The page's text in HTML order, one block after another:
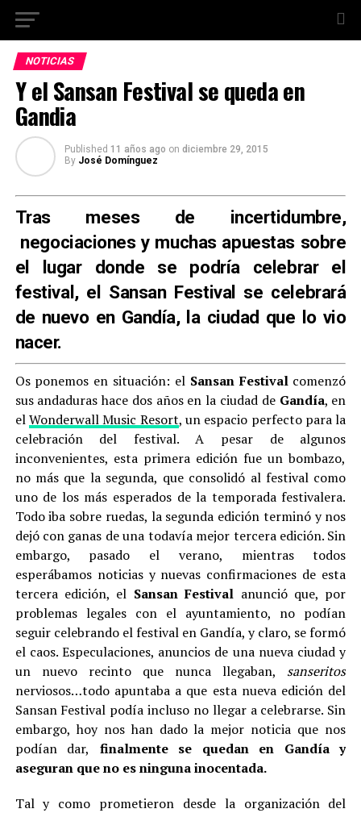
NOTICIAS
Y el Sansan Festival se queda en
Gandia
Published 11 años ago on diciembre 29, 2015
By José Domínguez
Tras meses de incertidumbre,
negociaciones y muchas apuestas sobre
el lugar donde se podría celebrar el
festival, el Sansan Festival se celebrará
de nuevo en Gandía, la ciudad que lo vio
nacer.
Os ponemos en situación: el Sansan Festivalcomenzó
sus andaduras hace dos años en la ciudad deGandía, en
elWonderwall Music Resort, un espacio perfecto para la
celebración del festival. A pesar de algunos
inconvenientes, esta primera edición fue un bombazo,
no más que la segunda, que consolidó al festival como
uno de los más esperados de la temporada festivalera.
Todo iba sobre ruedas, la segunda edición terminó y nos
dejó con ganas de una todavía mejor tercera edición. Sin
embargo, pasado el verano, mientras todos
esperábamos noticias y nuevas confirmaciones de esta
tercera edición, el Sansan Festival anunció que, por
problemas legales con el ayuntamiento, no podían
seguir celebrando el festival en Gandía, y claro, se formó
el caos. Especulaciones, anuncios de una nueva ciudad y
un nuevo recinto que nunca llegaban, sanseritos
nerviosos…todo apuntaba a que esta nueva edición del
Sansan Festival podía incluso no llegar a celebrarse. Sin
embargo, hoy nos han dado la mejor noticia que nos
podían dar, finalmente se quedan en Gandía y
aseguran que no es ninguna inocentada.
Tal y como prometieron desde la organización del